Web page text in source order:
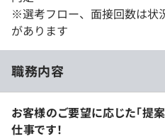
※選考フロー、面接回数は状
があります
職務内容
お客様のご要望に応じた「提
仕事です！